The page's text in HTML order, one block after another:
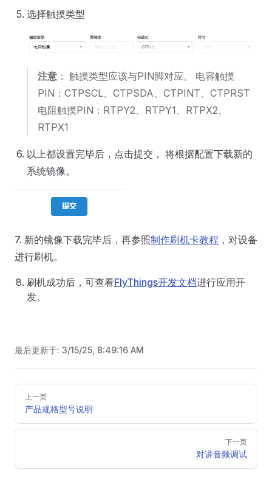
选择触摸类型
注意 ： 触摸类型应该与PIN脚对应。 电容触摸
PIN：CTPSCL、CTPSDA、CTPINT、CTPRST
电阻触摸PIN：RTPY2、RTPY1、RTPX2、
RTPX1
以上都设置完毕后，点击提交， 将根据配置下载新的
系统镜像。
7. 新的镜像下载完毕后，再参照制作刷机卡教程 ，对设备
进行刷机。
刷机成功后，可查看FlyThings开发文档进行应用开
发。
最后更新于: 3/15/25, 8:49:16 AM
Pager上一页
产品规格型号说明
下一页
对讲音频调试